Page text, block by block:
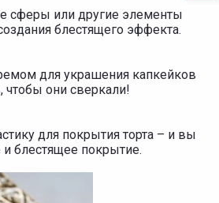
сферы или другие элементы
блестящего эффекта.
для украшения капкейков
чтобы они сверкали!
для покрытия торта – и вы
блестящее покрытие.